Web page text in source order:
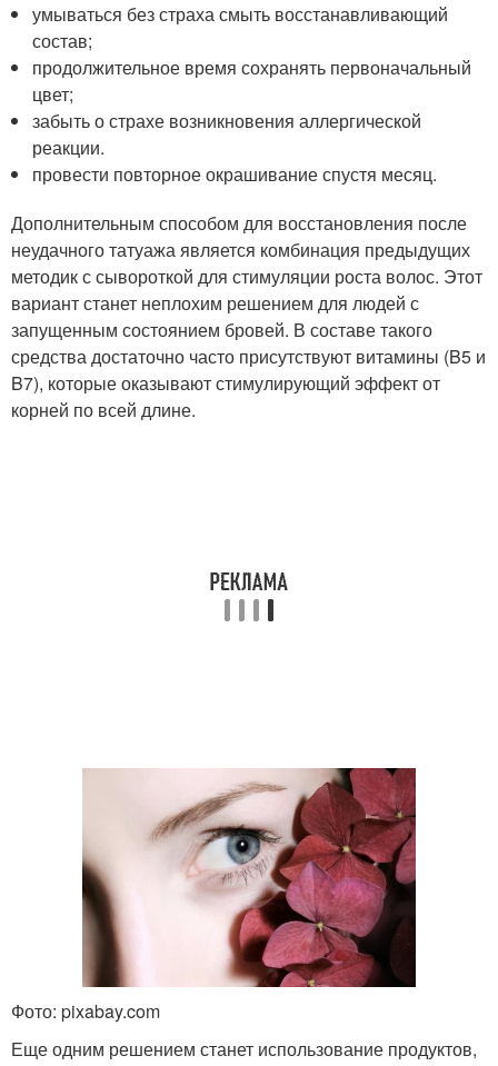
умываться без страха смыть восстанавливающий
состав;
продолжительное время сохранять первоначальный
цвет;
забыть о страхе возникновения аллергической
реакции.
провести повторное окрашивание спустя месяц.
Дополнительным способом для восстановления после
неудачного татуажа является комбинация предыдущих
методик с сывороткой для стимуляции роста волос. Этот
вариант станет неплохим решением для людей с
запущенным состоянием бровей. В составе такого
средства достаточно часто присутствуют витамины (B5 и
B7), которые оказывают стимулирующий эффект от
корней по всей длине.
Фото: pixabay.com
Еще одним решением станет использование продуктов,